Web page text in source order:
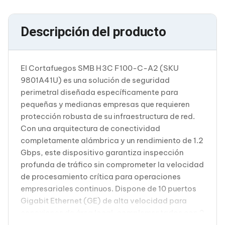
Cables KVM
Enfriamiento para Servidores
Sistemas Operativos para Servidores
Servidores
Soportes de Datos
Ultrium
Discos Duros / SSD / NAS
Accesorios para Discos Duros
Gabinetes de Discos Duros
Discos Duros Externos
Discos Duros para NAS
Discos Duros para Videovigilancia
Discos Duros para Servidores
Accesorios para SSD
Gabinetes para SSD
Almacenamiento MSA
Discos Duros Internos para PC
Discos Duros Internos para Laptop
Descripción del producto
El Cortafuegos SMB H3C F100-C-A2 (SKU
9801A41U) es una solución de seguridad
perimetral diseñada específicamente para
pequeñas y medianas empresas que requieren
protección robusta de su infraestructura de red.
Con una arquitectura de conectividad
completamente alámbrica y un rendimiento de 1.2
Gbps, este dispositivo garantiza inspección
profunda de tráfico sin comprometer la velocidad
de procesamiento crítica para operaciones
empresariales continuos. Dispone de 10 puertos
Gigabit Ethernet (GE) de alta velocidad para